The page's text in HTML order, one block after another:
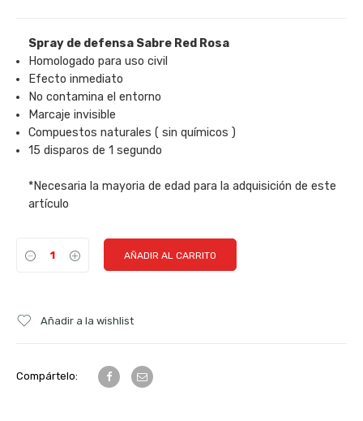
Spray de defensa Sabre Red Rosa
Homologado para uso civil
Efecto inmediato
No contamina el entorno
Marcaje invisible
Compuestos naturales ( sin químicos )
15 disparos de 1 segundo
*Necesaria la mayoria de edad para la adquisición de este
artículo
AÑADIR AL CARRITO
Añadir a la wishlist
Compártelo: